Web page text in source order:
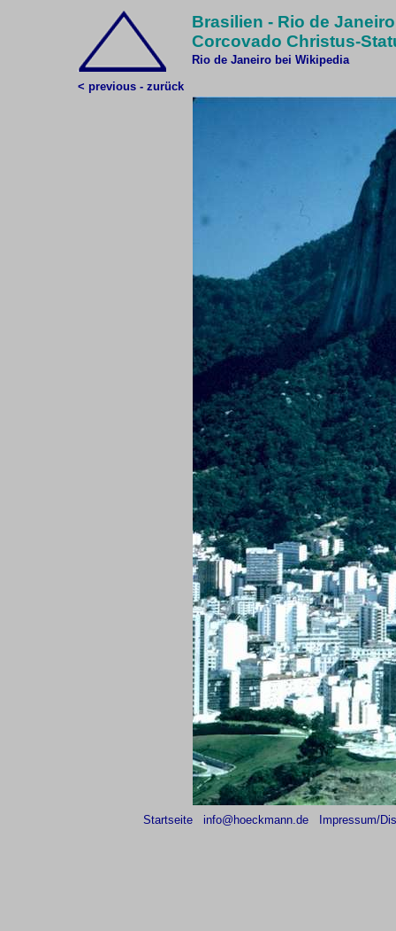
Brasilien - Rio de Janeiro
Corcovado Christus-
Rio de Janeiro bei Wikipedia
< previous - zurück
Startseite info@hoeckmann.de Impressum/